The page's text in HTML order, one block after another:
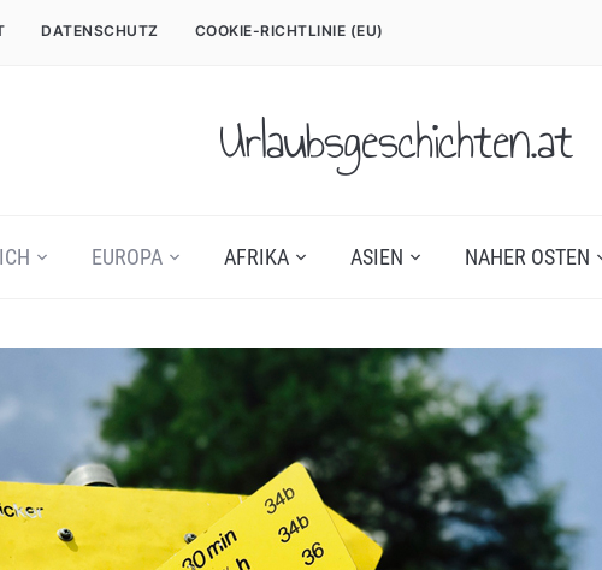
DATENSCHUTZ COOKIE-RICHTLINIE (EU)
Urlaubsgeschichten.at
EUROPA AFRIKA ASIEN NAHER OSTEN